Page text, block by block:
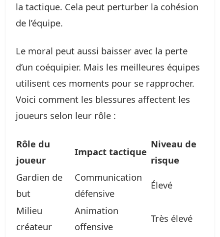
la tactique. Cela peut perturber la cohésion
de l’équipe.
Le moral peut aussi baisser avec la perte
d’un coéquipier. Mais les meilleures équipes
utilisent ces moments pour se rapprocher.
Voici comment les blessures affectent les
joueurs selon leur rôle :
Rôle du
joueur
Impact tactique
Niveau de
risque
Gardien de
but
Communication
défensive
Élevé
Milieu
créateur
Animation
offensive
Très élevé